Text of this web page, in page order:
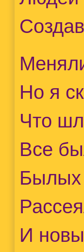
Но я
Что
Все
Былых
И